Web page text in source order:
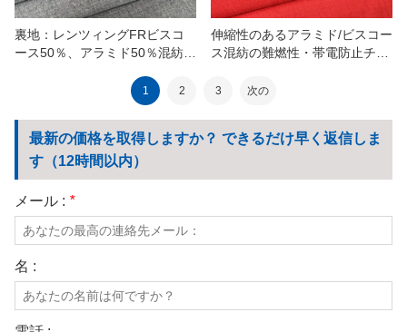
裏地：レンツィングFRビスコ
ース50％、アラミド50％混紡生
伸縮性のあるアラミド/ビスコー
ス混紡の難燃性・帯電防止チェ
1 2 3 次の
最新の価格を取得しますか？ できるだけ早く返信しま
す（12時間以内）
メール : *
名 :